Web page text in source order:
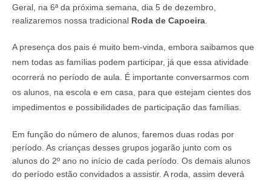
Geral, na 6ª da próxima semana, dia 5 de dezembro,
realizaremos nossa tradicional Roda de Capoeira.
A presença dos pais é muito bem-vinda, embora saibamos que
nem todas as famílias podem participar, já que essa atividade
ocorrerá no período de aula. É importante conversarmos com
os alunos, na escola e em casa, para que estejam cientes dos
impedimentos e possibilidades de participação das famílias.
Em função do número de alunos, faremos duas rodas por
período. As crianças desses grupos jogarão junto com os
alunos do 2º ano no início de cada período. Os demais alunos
do período estão convidados a assistir. A roda, assim deverá